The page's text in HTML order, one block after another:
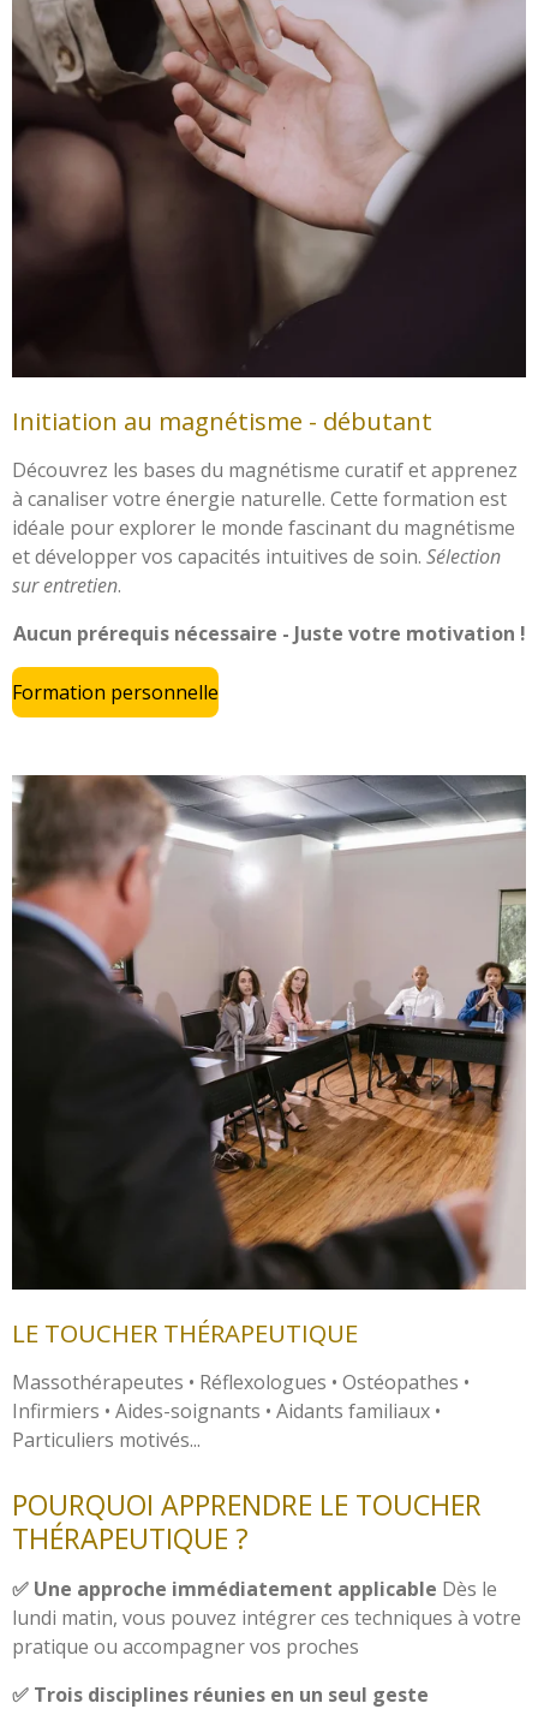
Initiation au magnétisme - débutant
Découvrez les bases du magnétisme curatif et apprenez
à canaliser votre énergie naturelle. Cette formation est
idéale pour explorer le monde fascinant du magnétisme
et développer vos capacités intuitives de soin. Sélection
sur entretien.
Aucun prérequis nécessaire - Juste votre motivation !
Formation personnelle
LE TOUCHER THÉRAPEUTIQUE
Massothérapeutes • Réflexologues • Ostéopathes •
Infirmiers • Aides-soignants • Aidants familiaux •
Particuliers motivés...
POURQUOI APPRENDRE LE TOUCHER
THÉRAPEUTIQUE ?
✅ Une approche immédiatement applicable Dès le
lundi matin, vous pouvez intégrer ces techniques à votre
pratique ou accompagner vos proches
✅ Trois disciplines réunies en un seul geste